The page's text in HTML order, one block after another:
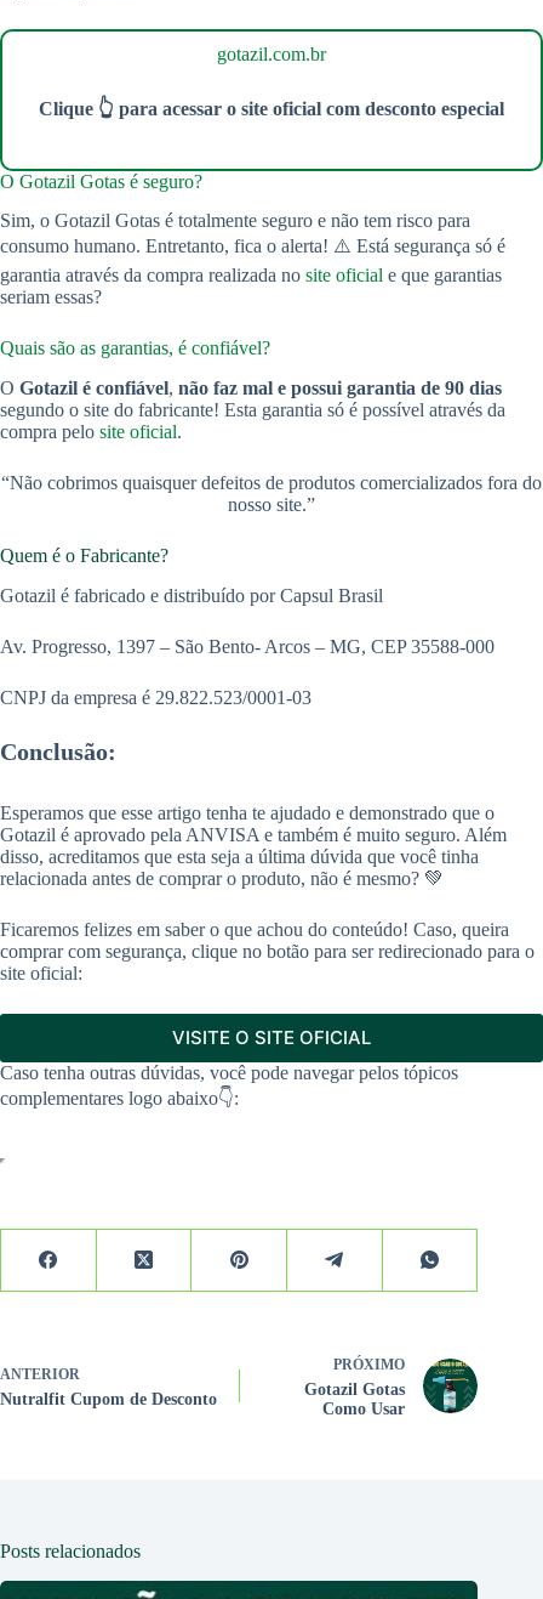
gotazil.com.br
Clique 👆 para acessar o site oficial com desconto especial
O Gotazil Gotas é seguro?
Sim, o Gotazil Gotas é totalmente seguro e não tem risco para
consumo humano. Entretanto, fica o alerta! ⚠️ Está segurança só é
garantia através da compra realizada no site oficial e que garantias
seriam essas?
Quais são as garantias, é confiável?
O Gotazil é confiável, não faz mal e possui garantia de 90 dias
segundo o site do fabricante! Esta garantia só é possível através da
compra pelo site oficial.
“Não cobrimos quaisquer defeitos de produtos comercializados fora do
nosso site.”
Quem é o Fabricante?
Gotazil é fabricado e distribuído por Capsul Brasil
Av. Progresso, 1397 – São Bento- Arcos – MG, CEP 35588-000
CNPJ da empresa é 29.822.523/0001-03
Conclusão:
Esperamos que esse artigo tenha te ajudado e demonstrado que o
Gotazil é aprovado pela ANVISA e também é muito seguro. Além
disso, acreditamos que esta seja a última dúvida que você tinha
relacionada antes de comprar o produto, não é mesmo? 💚
Ficaremos felizes em saber o que achou do conteúdo! Caso, queira
comprar com segurança, clique no botão para ser redirecionado para o
site oficial:
VISITE O SITE OFICIAL
Caso tenha outras dúvidas, você pode navegar pelos tópicos
complementares logo abaixo👇:
ANTERIOR
Nutralfit Cupom de Desconto
PRÓXIMO
Gotazil Gotas
Como Usar
Posts relacionados